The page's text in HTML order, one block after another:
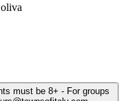
must be 8+ - For groups